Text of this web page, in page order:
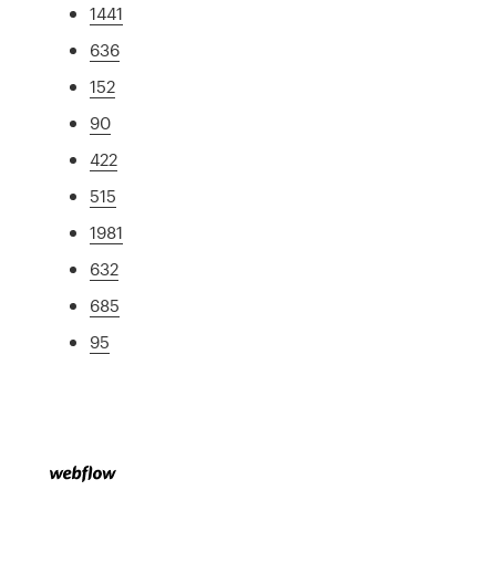
1441
636
152
90
422
515
1981
632
685
95